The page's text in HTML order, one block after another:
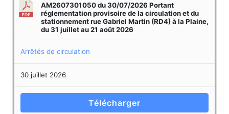
AM2607301050 du 30/07/2026 Portant
réglementation provisoire de la circulation et du
stationnement rue Gabriel Martin (RD4) à la Plaine,
du 31 juillet au 21 août 2026
Arrêtés de circulation
30 juillet 2026
Télécharger